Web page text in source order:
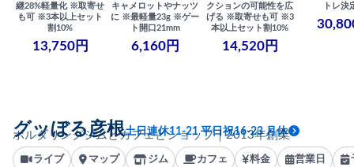
継28%軽量化 ※取寄せ
も可 ※3本以上セット
割10%
13,750円
キャメロットやナッツ
に ※最軽量23g ※ゲー
ト開口21mm
6,160円
クションの可能性を広
げる ※取寄せも可 ※3
本以上セット割10%
14,520円
トレ決
ボルダリングジムとカフェとショップ｜2013年創業
グッぼる彦根土日連休11-21 平日祝16-23 月休
ライブ マップ ジム カフェ 料金 営業日